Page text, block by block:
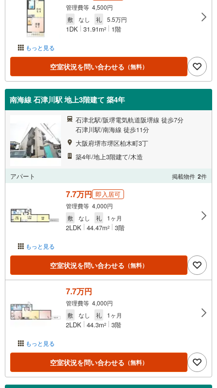
もっと見る
管理費等 4,500円
敷
なし 礼 5.5万円
1DK 31.91m2 1階
空室状況を問い合わせる （無料）
南海線 石津川駅 地上3階建て 築4年
石津北駅/阪堺電気軌道阪堺線 徒歩7分
石津川駅/南海線 徒歩11分
大阪府堺市堺区柏木町3丁
築4年/地上3階建て/木造
アパート 掲載物件 2件
もっと見る
7.7万円 即入居可
管理費等 4,000円
敷
なし 礼 1ヶ月
2LDK 44.47m2 3階
空室状況を問い合わせる （無料）
もっと見る
7.7万円
管理費等 4,000円
敷
なし 礼 1ヶ月
2LDK 44.3m2 3階
空室状況を問い合わせる （無料）